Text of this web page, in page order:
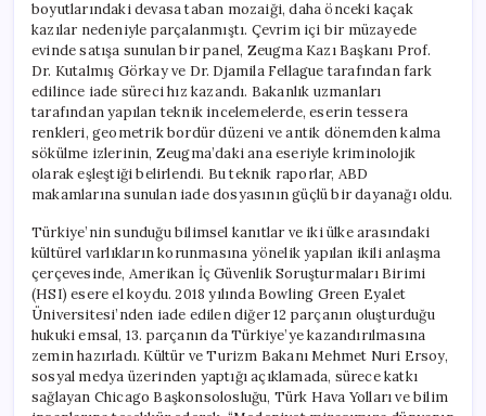
boyutlarındaki devasa taban mozaiği, daha önceki kaçak
kazılar nedeniyle parçalanmıştı. Çevrim içi bir müzayede
evinde satışa sunulan bir panel, Zeugma Kazı Başkanı Prof.
Dr. Kutalmış Görkay ve Dr. Djamila Fellague tarafından fark
edilince iade süreci hız kazandı. Bakanlık uzmanları
tarafından yapılan teknik incelemelerde, eserin tessera
renkleri, geometrik bordür düzeni ve antik dönemden kalma
sökülme izlerinin, Zeugma’daki ana eseriyle kriminolojik
olarak eşleştiği belirlendi. Bu teknik raporlar, ABD
makamlarına sunulan iade dosyasının güçlü bir dayanağı oldu.
Türkiye’nin sunduğu bilimsel kanıtlar ve iki ülke arasındaki
kültürel varlıkların korunmasına yönelik yapılan ikili anlaşma
çerçevesinde, Amerikan İç Güvenlik Soruşturmaları Birimi
(HSI) esere el koydu. 2018 yılında Bowling Green Eyalet
Üniversitesi’nden iade edilen diğer 12 parçanın oluşturduğu
hukuki emsal, 13. parçanın da Türkiye’ye kazandırılmasına
zemin hazırladı. Kültür ve Turizm Bakanı Mehmet Nuri Ersoy,
sosyal medya üzerinden yaptığı açıklamada, sürece katkı
sağlayan Chicago Başkonsolosluğu, Türk Hava Yolları ve bilim